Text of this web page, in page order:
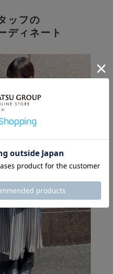
ッフの
ディネート